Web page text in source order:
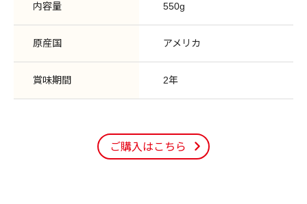
内容量 550g
原産国 アメリカ
賞味期間 2年
ご購入はこちら